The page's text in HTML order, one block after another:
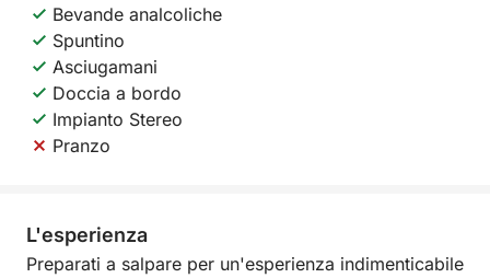
Bevande analcoliche
Spuntino
Asciugamani
Doccia a bordo
Impianto Stereo
Pranzo
L'esperienza
Preparati a salpare per un'esperienza indimenticabile